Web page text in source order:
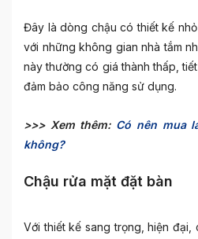
Đây là dòng chậu có thiết kế
với những không gian nhà tắm
này thường có giá thành thấp,
đảm bảo công năng sử dụng.
>>> Xem thêm: Có nên mua
không?
Chậu rửa mặt đặt bàn
Với thiết kế sang trọng, hiện đại,